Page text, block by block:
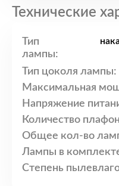
Технические
Тип
лампы:
Тип цоколя лампы:
Максимальная
Напряжение
Количество
Общее кол-во
Лампы в
Степень